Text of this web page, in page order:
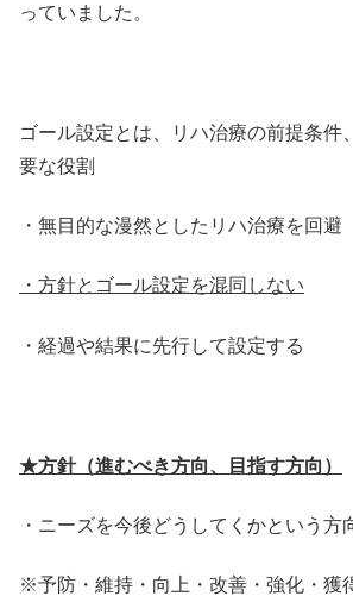
っていました。
ゴール設定とは、リハ治療の前提条件
要な役割
・無目的な漫然としたリハ治療を回避
・方針とゴール設定を混同しない
・経過や結果に先行して設定する
★方針（進むべき方向、目指す方向）
・ニーズを今後どうしてくかという方
※予防・維持・向上・改善・強化・獲